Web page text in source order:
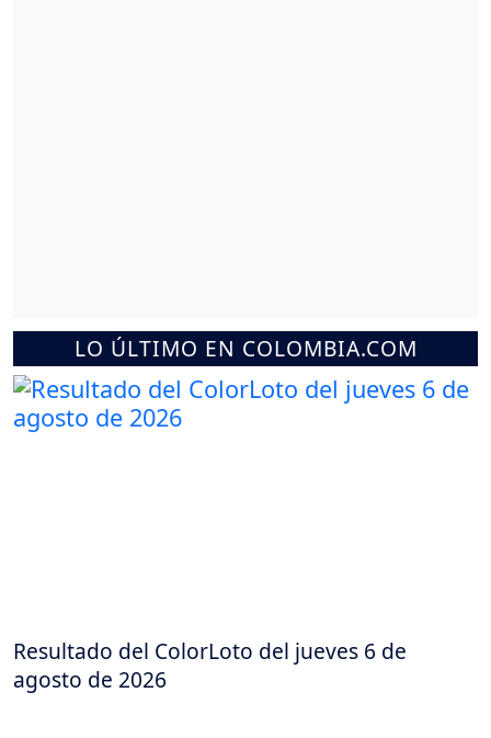
LO ÚLTIMO EN COLOMBIA.COM
Resultado del ColorLoto del jueves 6 de
agosto de 2026